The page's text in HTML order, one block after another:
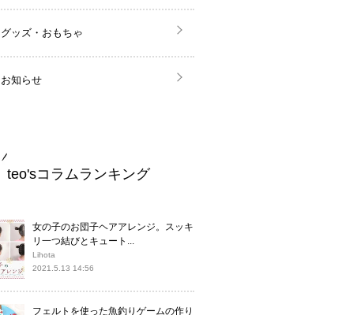
グッズ・おもちゃ
お知らせ
teo'sコラムランキング
女の子のお団子ヘアアレンジ。スッキ
リ一つ結びとキュート...
Lihota
2021.5.13 14:56
フェルトを使った魚釣りゲームの作り